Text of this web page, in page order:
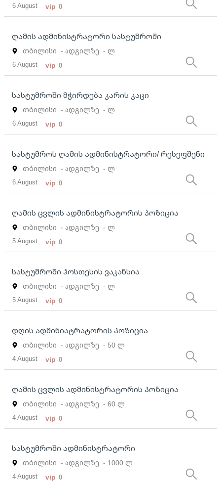
6 August vip 0
ღამის ადმინისტრატორი სასტუმროში
თბილისი - ადგილზე - ლ
6 August vip 0
სასტუმროში მჭირდება კარის კაცი
თბილისი - ადგილზე - ლ
6 August vip 0
სასტუმროს ღამის ადმინისტრატორი/ რესეფშენი
თბილისი - ადგილზე - ლ
6 August vip 0
ღამის ცვლის ადმინისტრატორის პოზიცია
თბილისი - ადგილზე - ლ
5 August vip 0
სასტუმროში ჰოსთესის ვაკანსია
თბილისი - ადგილზე - ლ
5 August vip 0
დღის ადმინიატრატორის პოზიცია
თბილისი - ადგილზე - 50 ლ
4 August vip 0
ღამის ცვლის ადმინისტრატორის პოზიცია
თბილისი - ადგილზე - 60 ლ
4 August vip 0
სასტუმროში ადმინისტრატორი
თბილისი - ადგილზე - 1000 ლ
4 August vip 0